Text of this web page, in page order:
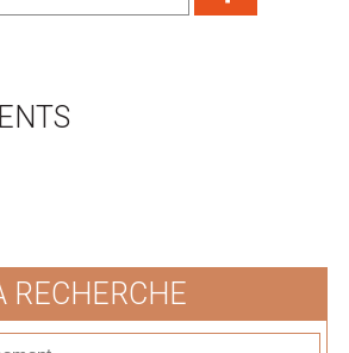
RECHERCHE